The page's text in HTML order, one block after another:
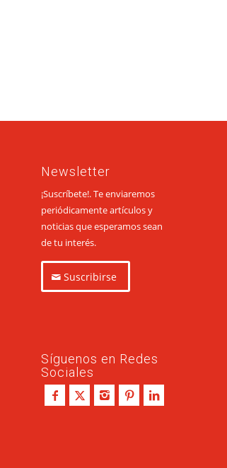
Newsletter
¡Suscríbete!. Te enviaremos
periódicamente artículos y
noticias que esperamos sean
de tu interés.
Suscribirse
Síguenos en Redes
Sociales